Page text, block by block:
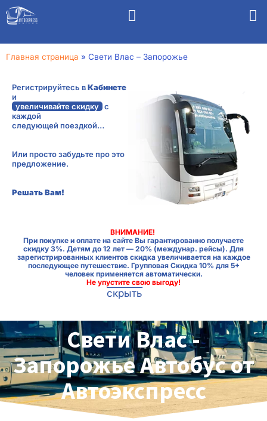
Главная страница » Свети Влас – Запорожье
Регистрируйтесь вКабинете
и
увеличивайте скидкус
каждой
следующей поездкой…
Или просто забудьте про это
предложение.
Решать Вам!
ВНИМАНИЕ!
При покупке и оплате на сайте Вы гарантированно получаете
скидку 3%. Детям до 12 лет — 20% (междунар. рейсы). Для
зарегистрированных клиентов скидка увеличивается на каждое
последующее путешествие. Групповая Скидка 10% для 5+
человек применяется автоматически.
Не упустите свою выгоду!
скрыть
Свети Влас -
Запорожье Автобус от
Автоэкспресс